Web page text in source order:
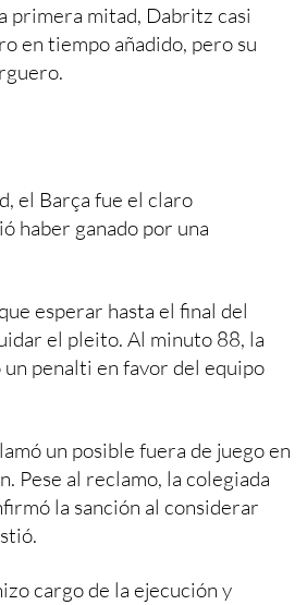
primera mitad, Dabritz casi
en tiempo añadido, pero su
el Barça fue el claro
haber ganado por una
esperar hasta el final del
el pleito. Al minuto 88, la
penalti en favor del equipo
un posible fuera de juego en
Pese al reclamo, la colegiada
la sanción al considerar
cargo de la ejecución y